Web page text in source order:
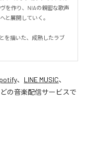
を作り、NIAの親密な歌声
と展開していく。
を描いた、成熟したラブ
、 LINE MUSIC、
の音楽配信サービスで